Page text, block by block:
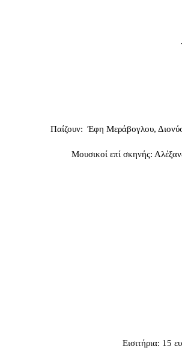
Παίζουν: Έφη Μεράβογλου,
Μουσικοί επί σκηνής:
Εισιτήρια: 15